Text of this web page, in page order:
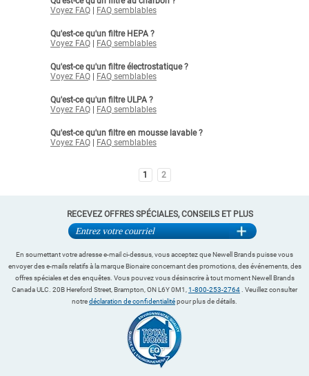
Voyez FAQ
FAQ semblables
Qu'est-ce qu'un filtre HEPA ?
Voyez FAQ
FAQ semblables
Qu'est-ce qu'un filtre électrostatique ?
Voyez FAQ
FAQ semblables
Qu'est-ce qu'un filtre ULPA ?
Voyez FAQ
FAQ semblables
Qu'est-ce qu'un filtre en mousse lavable ?
Voyez FAQ
FAQ semblables
1 2
RECEVEZ OFFRES SPÉCIALES, CONSEILS ET PLUS
En soumettant votre adresse e-mail ci-dessus, vous acceptez que Newell Brands puisse vous
envoyer des e-mails relatifs à la marque Bionaire concernant des promotions, des événements, des
offres spéciales et des enquêtes. Vous pouvez vous désinscrire à tout moment Newell Brands
Canada ULC. 20B Hereford Street, Brampton, ON L6Y 0M1, 1-800-253-2764
. Veuillez consulter
notredéclaration de confidentialitépour plus de détails.